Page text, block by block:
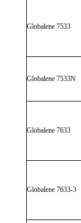
Globalene 7533
Globalene 7533N
Globalene 7633
Globalene 7633-3